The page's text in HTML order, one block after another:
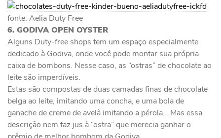
fonte: Aelia Duty Free
6. GODIVA OPEN OYSTER
Alguns Duty-free shops tem um espaço especialmente
dedicado à Godiva, onde você pode montar sua própria
caixa de bombons. Nesse caso, as “ostras” de chocolate ao
leite são imperdíveis.
Estas são compostas de duas camadas finas de chocolate
belga ao leite, imitando uma concha, e uma bola de
ganache de creme de avelã imitando a pérola… Mas essa
descrição nem faz jus à “ostra” que merecia ganhar o